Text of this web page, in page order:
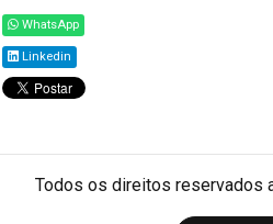
WhatsApp
Linkedin
Todos os direitos reservados